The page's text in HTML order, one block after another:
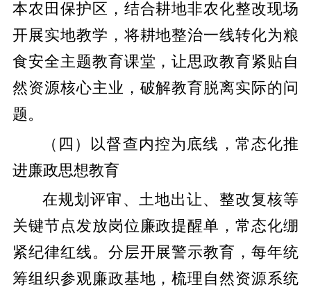
本农田保护区，结合耕地非农化整改现场
开展实地教学，将耕地整治一线转化为粮
食安全主题教育课堂，让思政教育紧贴自
然资源核心主业，破解教育脱离实际的问
题。
（四）以督查内控为底线，常态化推
进廉政思想教育
在规划评审、土地出让、整改复核等
关键节点发放岗位廉政提醒单，常态化绷
紧纪律红线。分层开展警示教育，每年统
筹组织参观廉政基地，梳理自然资源系统